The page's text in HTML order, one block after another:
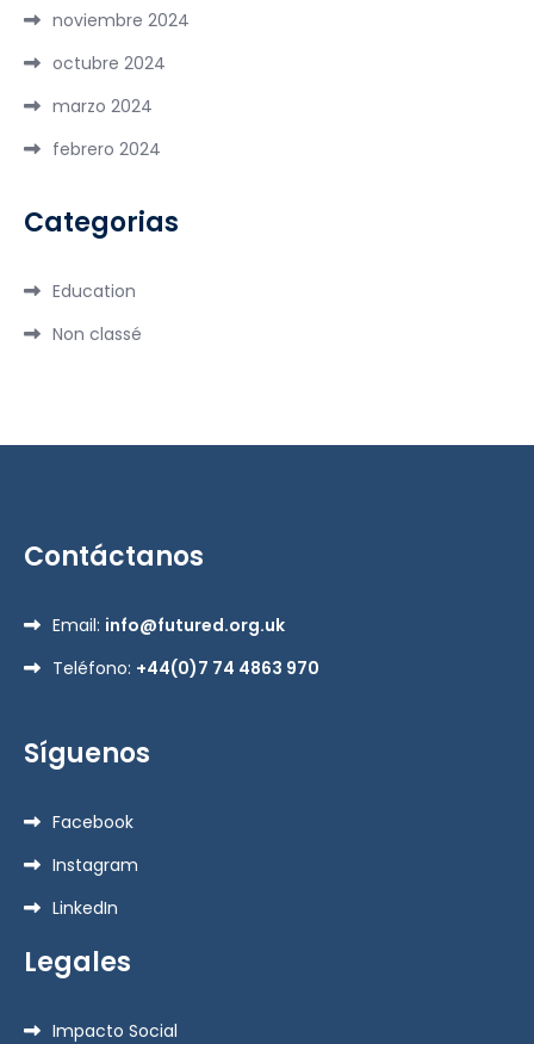
noviembre 2024
octubre 2024
marzo 2024
febrero 2024
Categorias
Education
Non classé
Contáctanos
Email: info@futured.org.uk
Teléfono: +44(0)7 74 4863 970
Síguenos
Facebook
Instagram
LinkedIn
Legales
Impacto Social